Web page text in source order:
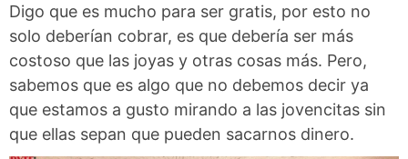
Digo que es mucho para ser gratis, por esto no
solo deberían cobrar, es que debería ser más
costoso que las joyas y otras cosas más. Pero,
sabemos que es algo que no debemos decir ya
que estamos a gusto mirando a las jovencitas sin
que ellas sepan que pueden sacarnos dinero.